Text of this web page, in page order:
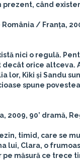
prezent, când
România / Franța,
nici o regulă.
orice altceva.
lor, Kiki și Sandu
spune
2009, 90’ dramă,
timid, care se
lui, Clara, o
măsură ce trece